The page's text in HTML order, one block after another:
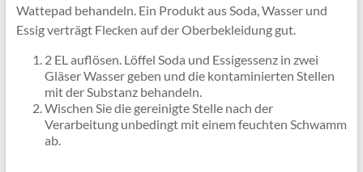
Wattepad behandeln. Ein Produkt aus Soda, Wasser und
Essig verträgt Flecken auf der Oberbekleidung gut.
2 EL auflösen. Löffel Soda und Essigessenz in zwei
Gläser Wasser geben und die kontaminierten Stellen
mit der Substanz behandeln.
Wischen Sie die gereinigte Stelle nach der
Verarbeitung unbedingt mit einem feuchten Schwamm
ab.